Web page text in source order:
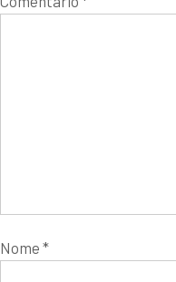
Nome *